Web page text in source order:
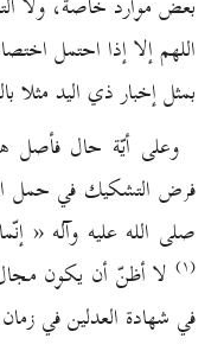
اللهم إلا إذا احتمل
بمثل إخبار ذي اليد مثلا
وعلى أيّة حال فأصل
فرض التشكيك في حمل
صلى الله عليه وآله «
(۱)
لا أظنّ أن يكون
في شهادة العدلين في